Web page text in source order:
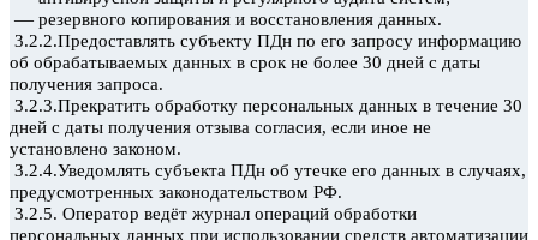
— резервного копирования и восстановления данных.
3.2.2.Предоставлять субъекту ПДн по его запросу информацию
об обрабатываемых данных в срок не более 30 дней с даты
получения запроса.
3.2.3.Прекратить обработку персональных данных в течение 30
дней с даты получения отзыва согласия, если иное не
установлено законом.
3.2.4.Уведомлять субъекта ПДн об утечке его данных в случаях,
предусмотренных законодательством РФ.
3.2.5. Оператор ведёт журнал операций обработки
персональных данных при использовании средств автоматизации